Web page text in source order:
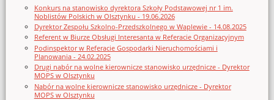
Konkurs na stanowisko dyrektora Szkoły Podstawowej nr 1 im.
Noblistów Polskich w Olsztynku - 19.06.2026
Dyrektor Zespołu Szkolno-Przedszkolnego w Waplewie - 14.08.2025
Referent w Biurze Obsługi Interesanta w Referacie Organizacyjnym
Podinspektor w Referacie Gospodarki Nieruchomościami i
Planowania - 24.02.2025
Drugi nabór na wolne kierownicze stanowisko urzędnicze - Dyrektor
MOPS w Olsztynku
Nabór na wolne kierownicze stanowisko urzędnicze - Dyrektor
MOPS w Olsztynku